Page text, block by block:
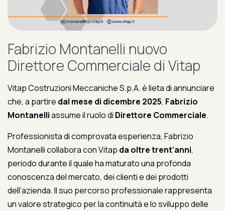
Fabrizio Montanelli nuovo
Direttore Commerciale di Vitap
Vitap Costruzioni Meccaniche S.p.A. è lieta di annunciare
che, a partire dal mese di dicembre 2025, Fabrizio
Montanelliassume il ruolo di Direttore Commerciale.
Professionista di comprovata esperienza, Fabrizio
Montanelli collabora con Vitap da oltre trent’anni,
periodo durante il quale ha maturato una profonda
conoscenza del mercato, dei clienti e dei prodotti
dell’azienda. Il suo percorso professionale rappresenta
un valore strategico per la continuità e lo sviluppo delle